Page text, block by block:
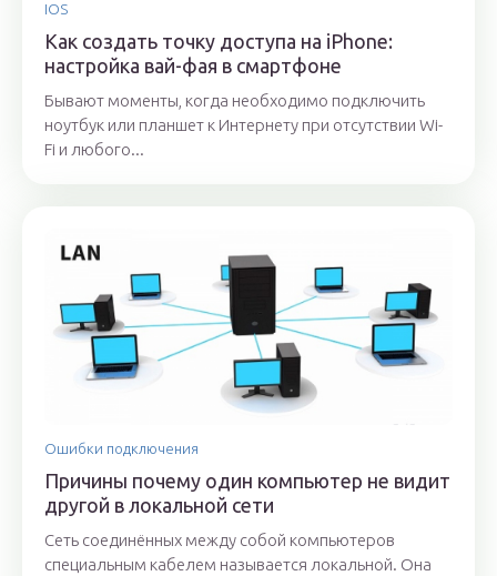
IOS
Как создать точку доступа на iPhone:
настройка вай-фая в смартфоне
Бывают моменты, когда необходимо подключить
ноутбук или планшет к Интернету при отсутствии Wi-
Fi и любого...
Ошибки подключения
Причины почему один компьютер не видит
другой в локальной сети
Сеть соединённых между собой компьютеров
специальным кабелем называется локальной. Она